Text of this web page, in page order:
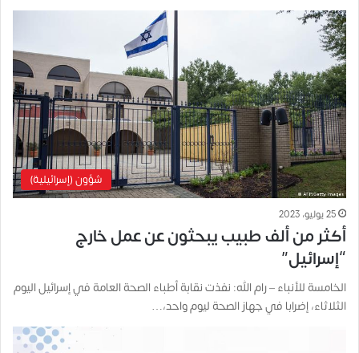
شؤون (إسرائيلية)
25 يوليو، 2023
أكثر من ألف طبيب يبحثون عن عمل خارج
“إسرائيل”
الخامسة للأنباء – رام الله: نفذت نقابة أطباء الصحة العامة في إسرائيل اليوم
الثلاثاء، إضرابا في جهاز الصحة ليوم واحد،…